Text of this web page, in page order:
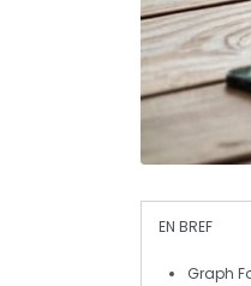
EN BREF
Graph